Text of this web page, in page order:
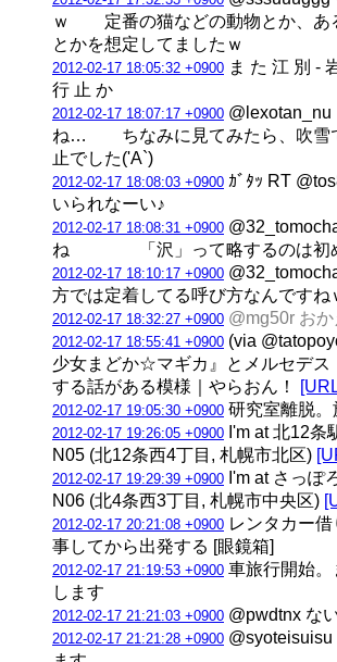
ｗ 定番の猫などの動物とか、あ
とかを想定してましたｗ
2012-02-17 18:05:32 +0900 ま た 江 別 -
行 止 か
2012-02-17 18:07:17 +0900 @lexotan_nu
ね… ちなみに見てみたら、吹雪
止でした('A`)
2012-02-17 18:08:03 +0900 ｶﾞﾀｯ RT
いられなーい♪
2012-02-17 18:08:31 +0900
ね 「沢」って略するのは初め
2012-02-17 18:10:17 +0900
方では定着してる呼び方なんですね
2012-02-17 18:32:27 +0900 @mg50r お
2012-02-17 18:55:41 +0900 (via
少女まどか☆マギカ』とメルセデス
する話がある模様｜やらおん！
2012-02-17 19:05:30 +0900 研究室離脱
2012-02-17 19:26:05 +0900 I'm at 北12条
N05 (北12条西4丁目, 札幌市北区)
2012-02-17 19:29:39 +0900 I'm at さっぽ
N06 (北4条西3丁目, 札幌市中央区)
2012-02-17 20:21:08 +0900 レンタカー
事してから出発する [眼鏡箱]
2012-02-17 21:19:53 +0900 車旅行開始
します
2012-02-17 21:21:03 +0900 @pwdtnx な
2012-02-17 21:21:28 +0900